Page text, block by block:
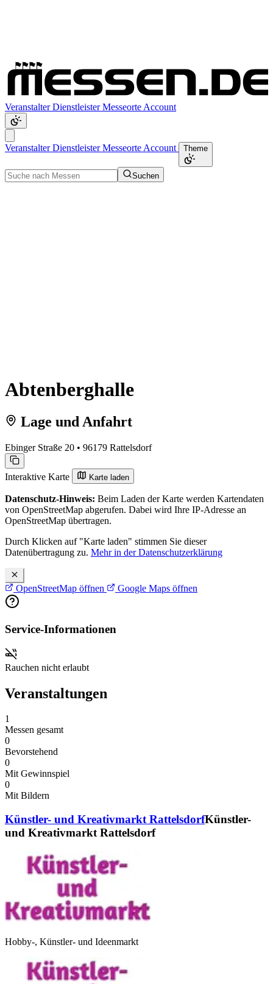
VeranstalterDienstleisterMesseorte Account
VeranstalterDienstleisterMesseorte Account Theme
Suchen
Abtenberghalle
Lage und Anfahrt
Ebinger Straße 20 • 96179 Rattelsdorf
Interaktive Karte Karte laden
Datenschutz-Hinweis: Beim Laden der Karte werden Kartendaten
von OpenStreetMap abgerufen. Dabei wird Ihre IP-Adresse an
OpenStreetMap übertragen.
Durch Klicken auf "Karte laden" stimmen Sie dieser
Datenübertragung zu. Mehr in der Datenschutzerklärung
OpenStreetMap öffnen Google Maps öffnen
Service-Informationen
Rauchen nicht erlaubt
Veranstaltungen
1
Messen gesamt
0
Bevorstehend
0
Mit Gewinnspiel
0
Mit Bildern
Künstler- und Kreativmarkt RattelsdorfKünstler-
und Kreativmarkt Rattelsdorf
Hobby-, Künstler- und Ideenmarkt